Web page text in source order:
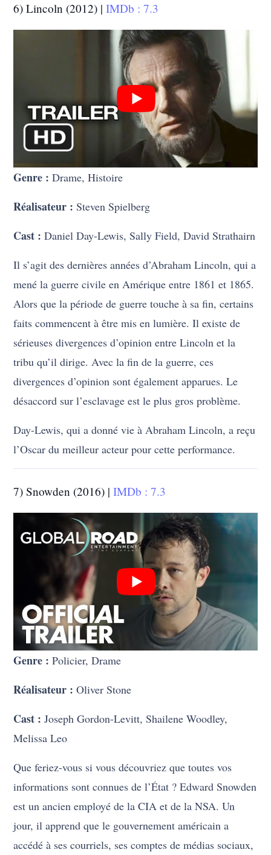
6) Lincoln (2012) |IMDb : 7.3
Genre :Drame, Histoire
Réalisateur : Steven Spielberg
Cast :Daniel Day-Lewis, Sally Field, David Strathairn
Il s’agit des dernières années d’Abraham Lincoln, qui a
mené la guerre civile en Amérique entre 1861 et 1865.
Alors que la période de guerre touche à sa fin, certains
faits commencent à être mis en lumière. Il existe de
sérieuses divergences d’opinion entre Lincoln et la
tribu qu’il dirige. Avec la fin de la guerre, ces
divergences d’opinion sont également apparues. Le
désaccord sur l’esclavage est le plus gros problème.
Day-Lewis, qui a donné vie à Abraham Lincoln, a reçu
l’Oscar du meilleur acteur pour cette performance.
7) Snowden (2016) |IMDb : 7.3
Genre : Policier, Drame
Réalisateur :Oliver Stone
Cast : Joseph Gordon-Levitt, Shailene Woodley,
Melissa Leo
Que feriez-vous si vous découvriez que toutes vos
informations sont connues de l’État ? Edward Snowden
est un ancien employé de la CIA et de la NSA. Un
jour, il apprend que le gouvernement américain a
accédé à ses courriels, ses comptes de médias sociaux,